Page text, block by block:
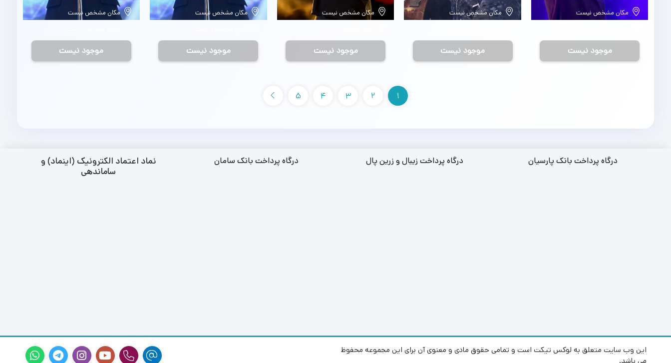
مکان مشخص نیست
موجود نیست
مکان مشخص نیست
موجود نیست
مکان مشخص نیست
موجود نیست
مکان مشخص نیست
موجود نیست
مکان مشخص نیست
موجود نیست
1
2
3
4
5
درگاه پرداخت بانک پارسیان درگاه پرداخت زیبال و زرین پال درگاه پرداخت بانک سامان
نماد اعتماد الکترونیک (اینماد) و
ساماندهی
این وب سایت متعلق به لوکس تیکت است و تمامی حقوق مادی و معنوی آن برای این مجموعه محفوظ
می باشد.